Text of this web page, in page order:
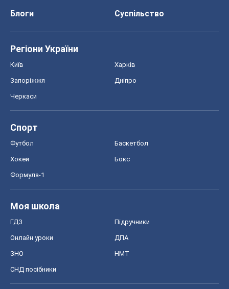
Блоги
Суспільство
Регіони України
Київ Харків
Запоріжжя Дніпро
Черкаси
Спорт
Футбол Баскетбол
Хокей Бокс
Формула-1
Моя школа
ГДЗ Підручники
Онлайн уроки ДПА
ЗНО НМТ
СНД посібники